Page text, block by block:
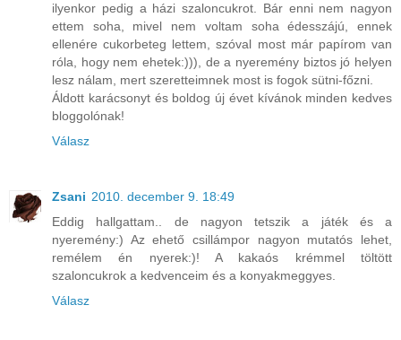
ilyenkor pedig a házi szaloncukrot. Bár enni nem nagyon
ettem soha, mivel nem voltam soha édesszájú, ennek
ellenére cukorbeteg lettem, szóval most már papírom van
róla, hogy nem ehetek:))), de a nyeremény biztos jó helyen
lesz nálam, mert szeretteimnek most is fogok sütni-főzni.
Áldott karácsonyt és boldog új évet kívánok minden kedves
bloggolónak!
Válasz
Zsani 2010. december 9. 18:49
Eddig hallgattam.. de nagyon tetszik a játék és a
nyeremény:) Az ehető csillámpor nagyon mutatós lehet,
remélem én nyerek:)! A kakaós krémmel töltött
szaloncukrok a kedvenceim és a konyakmeggyes.
Válasz